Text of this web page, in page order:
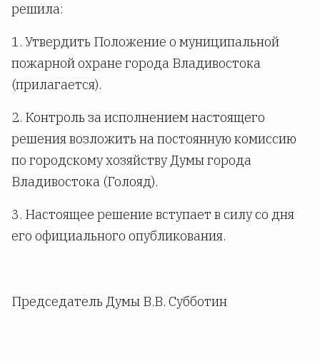
решила:
1. Утвердить Положение о муниципальной
пожарной охране города Владивостока
(прилагается).
2. Контроль за исполнением настоящего
решения возложить на постоянную комиссию
по городскому хозяйству Думы города
Владивостока (Голояд).
3. Настоящее решение вступает в силу со дня
его официального опубликования.
Председатель Думы В.В. Субботин